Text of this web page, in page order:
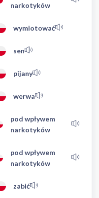
narkotyków
wymiotować
sen
pijany
werwa
pod wpływem
narkotyków
pod wpływem
narkotyków
zabić